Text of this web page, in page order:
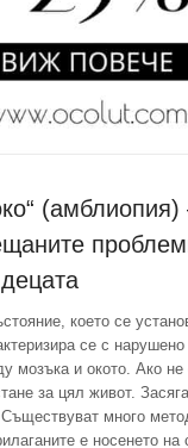
(амблиопия)
което се
се с
мозъка и окото. Ако не
за цял живот.
много
е носенето на